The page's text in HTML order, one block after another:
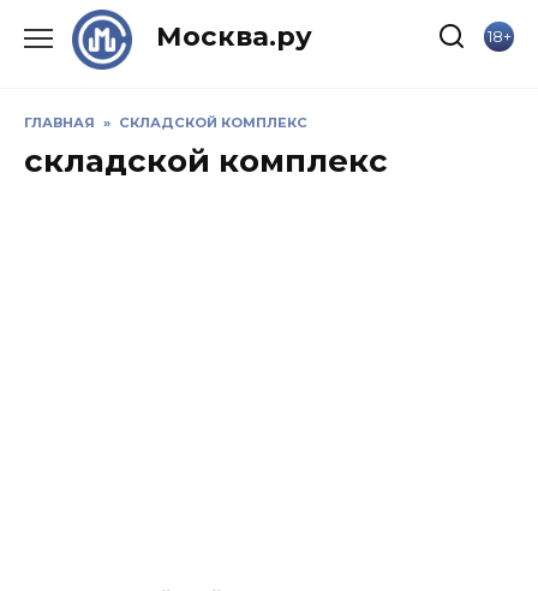
Москва.ру 18+
ГЛАВНАЯ » СКЛАДСКОЙ КОМПЛЕКС
складской комплекс